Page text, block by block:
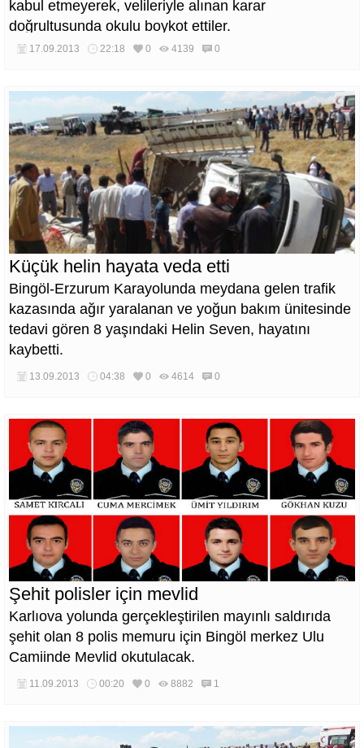
kabul etmeyerek, velileriyle alınan karar
doğrultusunda okulu boykot ettiler.
17.09.2013 22:18 0 4139 0
Küçük helin hayata veda etti
Bingöl-Erzurum Karayolunda meydana gelen trafik
kazasında ağır yaralanan ve yoğun bakım ünitesinde
tedavi gören 8 yaşındaki Helin Seven, hayatını
kaybetti.
13.09.2013 04:38 0 4614 0
Şehit polisler için mevlid
Karlıova yolunda gerçekleştirilen mayınlı saldırıda
şehit olan 8 polis memuru için Bingöl merkez Ulu
Camiinde Mevlid okutulacak.
11.09.2013 00:20 0 8882 1